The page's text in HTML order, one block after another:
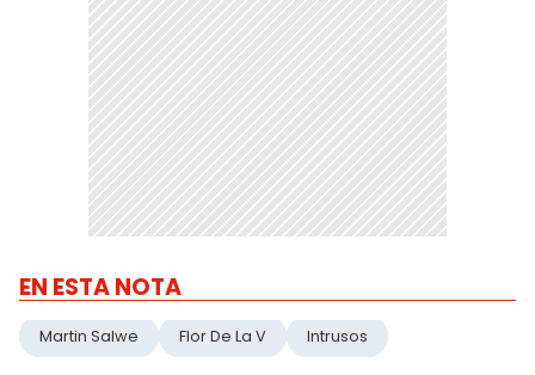
EN ESTA NOTA
Martin Salwe Flor De La V Intrusos